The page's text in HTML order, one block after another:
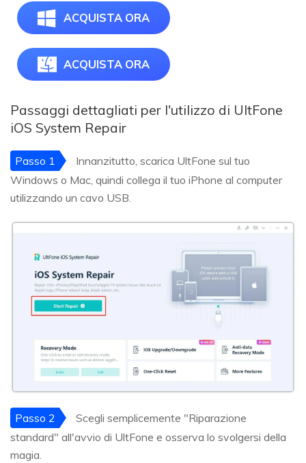
ACQUISTA ORA
ACQUISTA ORA
Passaggi dettagliati per l'utilizzo di UltFone
iOS System Repair
Passo 1
Innanzitutto, scarica UltFone sul tuo
Windows o Mac, quindi collega il tuo iPhone al computer
utilizzando un cavo USB.
Passo 2
Scegli semplicemente "Riparazione
standard" all'avvio di UltFone e osserva lo svolgersi della
magia.